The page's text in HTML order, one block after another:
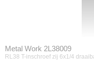
Metal Work 2L38009
RL38 T-inschroef zij 6x1/4